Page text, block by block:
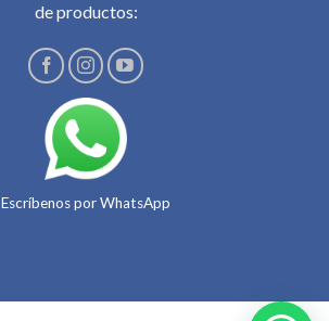
de productos:
Escríbenos por WhatsApp